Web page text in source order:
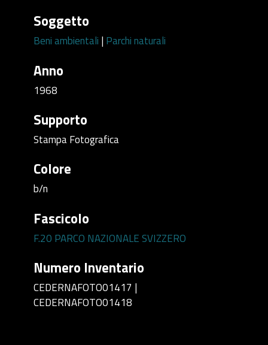
Soggetto
Beni ambientali | Parchi naturali
Anno
1968
Supporto
Stampa Fotografica
Colore
b/n
Fascicolo
F.20 PARCO NAZIONALE SVIZZERO
Numero Inventario
CEDERNAFOTO01417 |
CEDERNAFOTO01418